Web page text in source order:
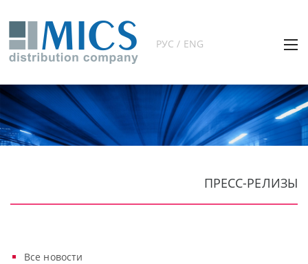
РУС / ENG
ПРЕСС-РЕЛИЗЫ
Все новости